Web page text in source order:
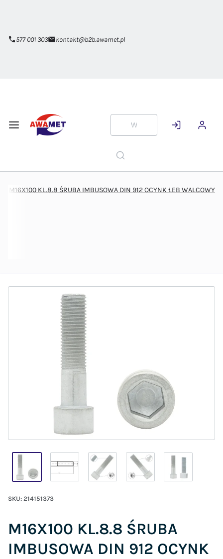
577 001 303
kontakt@b2b.awamet.pl
M16X100 KL.8.8 ŚRUBA IMBUSOWA DIN 912 OCYNK ŁEB WALCOWY
SKU: 214151373
M16X100 KL.8.8 ŚRUBA
IMBUSOWA DIN 912 OCYNK